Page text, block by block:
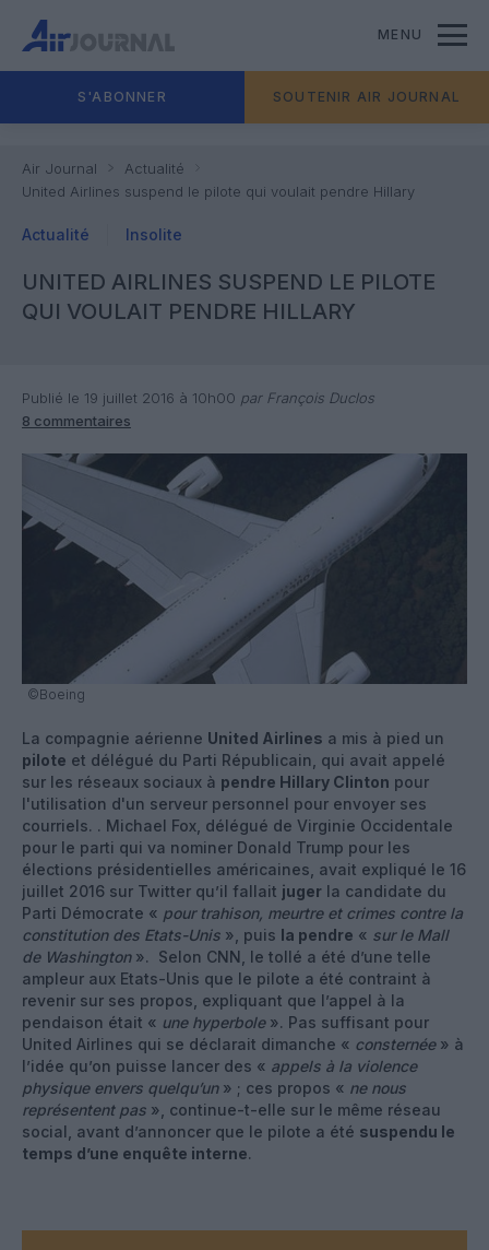
MENU
S'ABONNER SOUTENIR AIR JOURNAL
Air Journal
Actualité
United Airlines suspend le pilote qui voulait pendre Hillary
Actualité Insolite
UNITED AIRLINES SUSPEND LE PILOTE
QUI VOULAIT PENDRE HILLARY
Publié le 19 juillet 2016 à 10h00 par François Duclos
8 commentaires
©Boeing
La compagnie aérienne United Airlines a mis à pied un
pilote et délégué du Parti Républicain, qui avait appelé
sur les réseaux sociaux à pendre Hillary Clinton pour
l'utilisation d'un serveur personnel pour envoyer ses
courriels. . Michael Fox, délégué de Virginie Occidentale
pour le parti qui va nominer Donald Trump pour les
élections présidentielles américaines, avait expliqué le 16
juillet 2016 sur Twitter qu’il fallait juger la candidate du
Parti Démocrate « pour trahison, meurtre et crimes contre la
constitution des Etats-Unis », puis la pendre « sur le Mall
de Washington». Selon CNN, le tollé a été d’une telle
ampleur aux Etats-Unis que le pilote a été contraint à
revenir sur ses propos, expliquant que l’appel à la
pendaison était « une hyperbole». Pas suffisant pour
United Airlines qui se déclarait dimanche « consternée» à
l’idée qu’on puisse lancer des « appels à la violence
physique envers quelqu’un» ; ces propos « ne nous
représentent pas », continue-t-elle sur le même réseau
social, avant d’annoncer que le pilote a été suspendu le
temps d’une enquête interne.